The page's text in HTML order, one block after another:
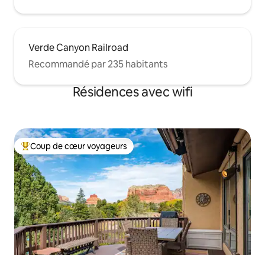
Verde Canyon Railroad
Recommandé par 235 habitants
Résidences avec wifi
Coups de cœur voyageurs les plus appréciés
Coup de cœur voyageurs